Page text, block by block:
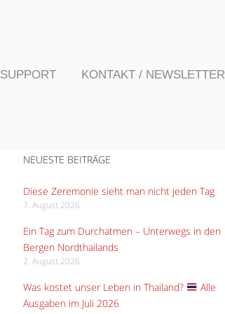
SUPPORT KONTAKT / NEWSLETTER
NEUESTE BEITRÄGE
Diese Zeremonie sieht man nicht jeden Tag
7. August 2026
Ein Tag zum Durchatmen – Unterwegs in den
Bergen Nordthailands
2. August 2026
Was kostet unser Leben in Thailand?
Alle
Ausgaben im Juli 2026